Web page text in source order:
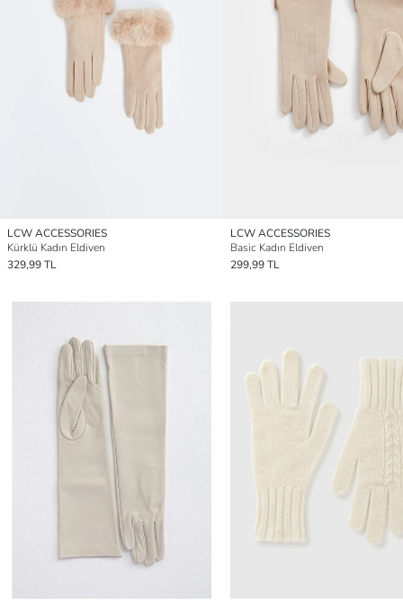
LCW ACCESSORIES
Kürklü Kadın Eldiven
329,99 TL
LCW ACCESSORIES
Basic Kadın Eldiven
299,99 TL